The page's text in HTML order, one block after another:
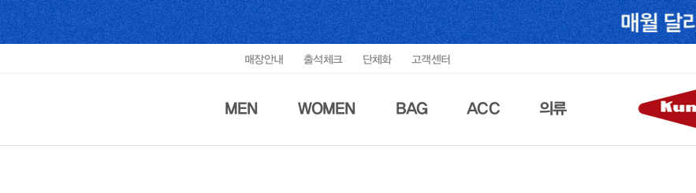
매장안내 출석체크 단체화 고객센터
MEN WOMEN BAG ACC 의류